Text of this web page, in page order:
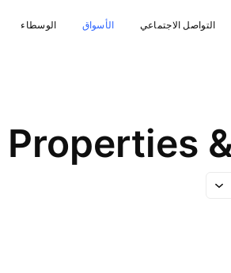
التواصل الاجتماعي الأسواق الوسطاء